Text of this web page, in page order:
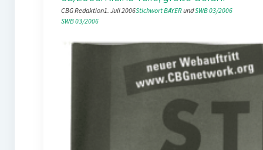
CBG Redaktion1. Juli 2006Stichwort BAYER und SWB 03/2006
SWB 03/2006